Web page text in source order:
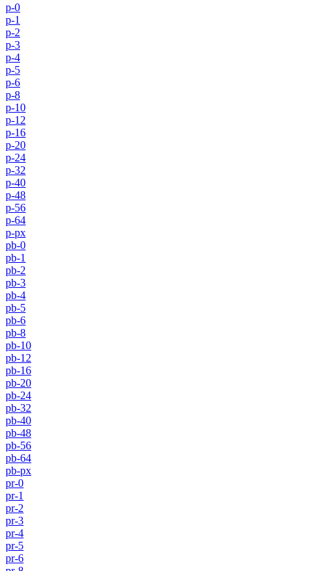
p-0
p-1
p-2
p-3
p-4
p-5
p-6
p-8
p-10
p-12
p-16
p-20
p-24
p-32
p-40
p-48
p-56
p-64
p-px
pb-0
pb-1
pb-2
pb-3
pb-4
pb-5
pb-6
pb-8
pb-10
pb-12
pb-16
pb-20
pb-24
pb-32
pb-40
pb-48
pb-56
pb-64
pb-px
pr-0
pr-1
pr-2
pr-3
pr-4
pr-5
pr-6